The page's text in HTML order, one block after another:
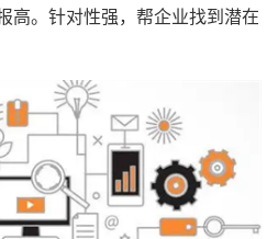
高。针对性强，帮企业找到潜在